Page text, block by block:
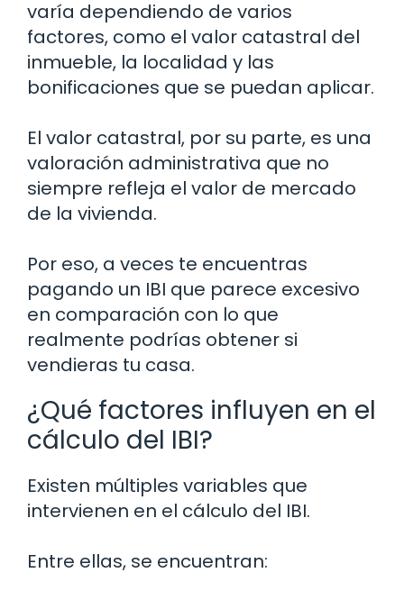
varía dependiendo de varios
factores, como el valor catastral del
inmueble, la localidad y las
bonificaciones que se puedan aplicar.
El valor catastral, por su parte, es una
valoración administrativa que no
siempre refleja el valor de mercado
de la vivienda.
Por eso, a veces te encuentras
pagando un IBI que parece excesivo
en comparación con lo que
realmente podrías obtener si
vendieras tu casa.
¿Qué factores influyen en el
cálculo del IBI?
Existen múltiples variables que
intervienen en el cálculo del IBI.
Entre ellas, se encuentran: